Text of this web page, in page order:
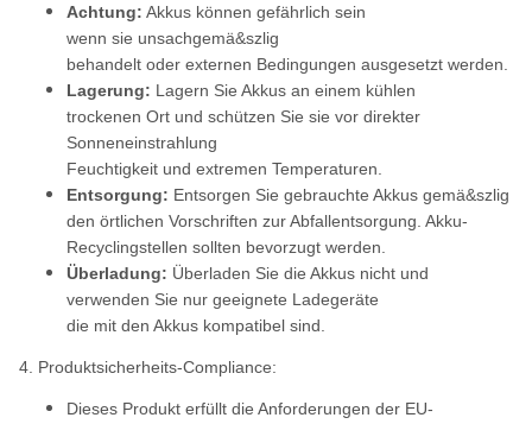
Achtung: Akkus können gefährlich sein
wenn sie unsachgemä&szlig
behandelt oder externen Bedingungen ausgesetzt werden.
Lagerung: Lagern Sie Akkus an einem kühlen
trockenen Ort und schützen Sie sie vor direkter
Sonneneinstrahlung
Feuchtigkeit und extremen Temperaturen.
Entsorgung: Entsorgen Sie gebrauchte Akkus gemä&szlig
den örtlichen Vorschriften zur Abfallentsorgung. Akku-
Recyclingstellen sollten bevorzugt werden.
Überladung: Überladen Sie die Akkus nicht und
verwenden Sie nur geeignete Ladegeräte
die mit den Akkus kompatibel sind.
4. Produktsicherheits-Compliance:
Dieses Produkt erfüllt die Anforderungen der EU-